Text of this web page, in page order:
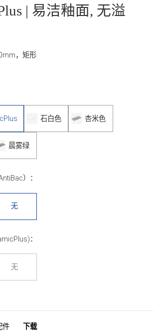
| 易洁釉面, 无溢
，矩形
石白色 杏米色
晨雾绿
）：
无
：
无
件 下载